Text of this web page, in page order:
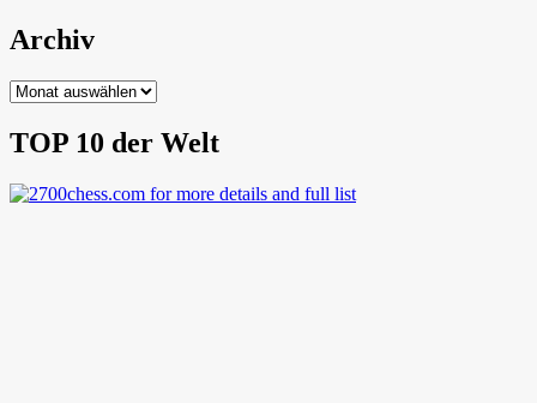
Archiv
Archiv
TOP 10 der Welt